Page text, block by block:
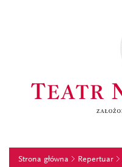
Strona główna Repertuar